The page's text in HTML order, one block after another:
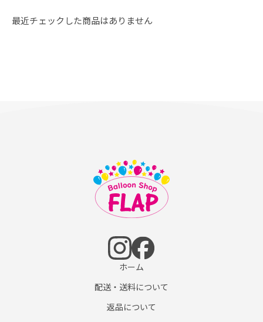
最近チェックした商品はありません
ホーム
配送・送料について
返品について